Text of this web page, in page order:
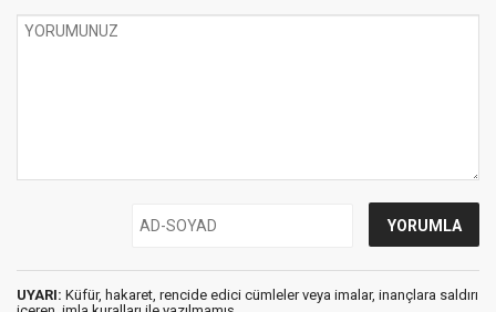
UYARI: Küfür, hakaret, rencide edici cümleler veya imalar, inançlara saldırı